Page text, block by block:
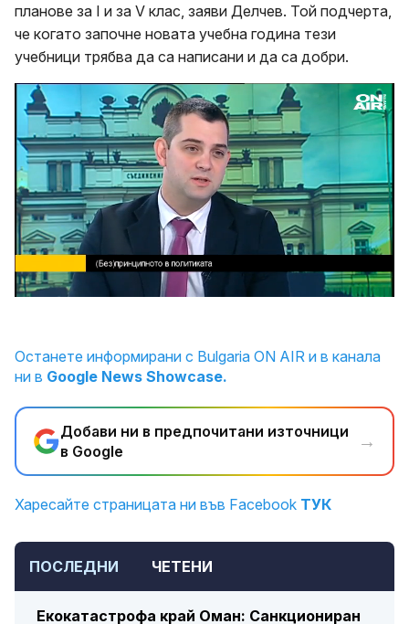
планове за I и за V клас, заяви Делчев. Той подчерта,
че когато започне новата учебна година тези
учебници трябва да са написани и да са добри.
Unmute
Останете информирани с Bulgaria ON AIR и в канала
ни в Google News Showcase.
Добави ни в предпочитани източници
в Google
→
Харесайте страницата ни във Facebook ТУК
ПОСЛЕДНИ ЧЕТЕНИ
Екокатастрофа край Оман: Санкциониран